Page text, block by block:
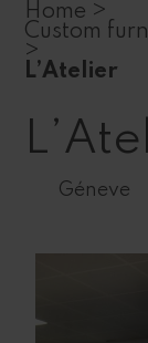
Home >
Custom
>
L’Atelier
Géneve